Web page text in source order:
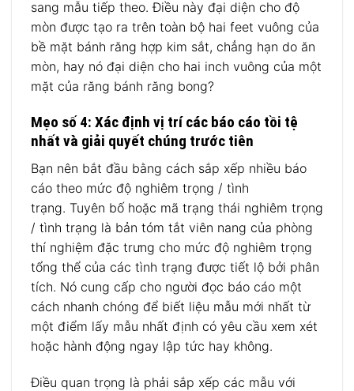
sang mẫu tiếp theo. Điều này đại diện cho độ
mòn được tạo ra trên toàn bộ hai feet vuông của
bề mặt bánh răng hợp kim sắt, chẳng hạn do ăn
mòn, hay nó đại diện cho hai inch vuông của một
mặt của răng bánh răng bong?
Mẹo số 4: Xác định vị trí các báo cáo tồi tệ
nhất và giải quyết chúng trước tiên
Bạn nên bắt đầu bằng cách sắp xếp nhiều báo
cáo theo mức độ nghiêm trọng / tình
trạng. Tuyên bố hoặc mã trạng thái nghiêm trọng
/ tình trạng là bản tóm tắt viên nang của phòng
thí nghiệm đặc trưng cho mức độ nghiêm trọng
tổng thể của các tình trạng được tiết lộ bởi phân
tích. Nó cung cấp cho người đọc báo cáo một
cách nhanh chóng để biết liệu mẫu mới nhất từ ​​
một điểm lấy mẫu nhất định có yêu cầu xem xét
hoặc hành động ngay lập tức hay không.
Điều quan trọng là phải sắp xếp các mẫu với